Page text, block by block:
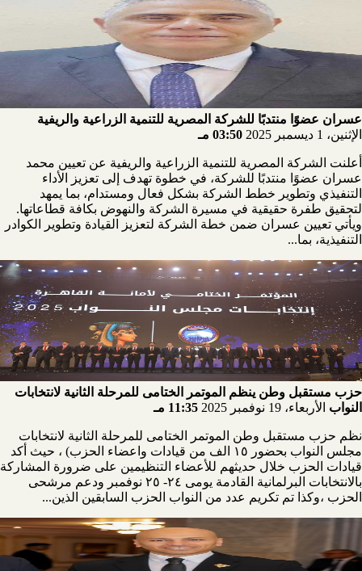
عسران عضوًا منتدبًا للشركة المصرية للتنمية الزراعية والريفية
الإثنين، 1 ديسمبر 2025
03:50 مـ
أعلنت الشركة المصرية للتنمية الزراعية والريفية عن تعيين محمد
عسران عضوًا منتدبًا للشركة، في خطوة تهدف إلى تعزيز الأداء
التنفيذي وتطوير خطط الشركة بشكل فعال ومستدام، بما يمهد
لتحقيق طفرة حقيقية في مسيرة الشركة والنهوض بكافة قطاعاتها.
ويأتي تعيين عسران ضمن خطة الشركة لتعزيز القيادة وتطوير الكوادر
التنفيذية، بما...
حزب مستقبل وطن ينظم الموتمر الختامى للمرحلة الثانية لانتخابات
النواب الأربعاء، 19 نوفمبر 2025 11:35 مـ
نظم حزب مستقبل وطن الموتمر الختامى للمرحلة الثانية لانتخابات
مجلس النواب بحضور ١٥ الف من قيادات واعضاء الحزب) ، حيث أكد
قيادات الحزب خلال حديثهم للأعضاء التنظيمين على ضرورة المشاركة
بالانتخابات البرلمانية القادمة يومى ٢٤- ٢٥ نوفمبر ودعم مرشحى
الحزب ،وكذا تم تكريم عدد من النواب الحزب السابقين الذين...